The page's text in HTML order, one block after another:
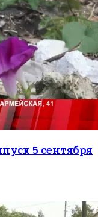
5 сентября